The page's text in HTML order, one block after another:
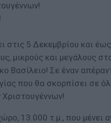
στις 5 Δεκεμβρίου και
μικρούς και μεγάλους
Βασίλειο! Σε έναν
που θα σκορπίσει σε
Χριστουγέννων!
13.000 τ.μ., που μένει